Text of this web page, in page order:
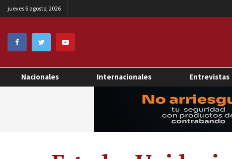
jueves 6 agosto, 2026
Nacionales Internacionales Entrevistas